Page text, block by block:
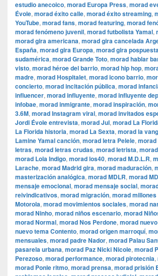
estudio anecoico, morad Europa Press, morad
Évole, morad éxito calle, morad éxito streaming,
YouTube, morad fans, morad featuring, morad
morad fenómeno juvenil, morad futbolista Yamal,
morad gira americana, morad gira cancelada
España, morad gira Europa, morad gira
sudamérica, morad Grande Toto, morad hablar
visto, morad héroe del barrio, morad hip hop,
madre, morad Hospitalet, morad icono barrio,
concierto, morad incitación pública, morad
influencer, morad influyente, morad influyente
infobae, morad inmigrante, morad inspiración,
3.6M, morad Instagram viral, morad invitados
Jordi Évole entrevista, morad Jul, morad La
La Florida historia, morad La Sexta, morad la
Lamine Yamal canción, morad letra Pelele, morad
letras, morad letras crudas, morad letrista,
morad Lola Indigo, morad los40, morad M.D.L.R,
Larache, morad Madrid gira, morad maduración,
masterización analógica, morad MDLR, morad
mensaje emocional, morad mensaje social,
reivindicativos, morad migración, morad
Motorola, morad movimientos sociales, morad
morad Ninho, morad niños escenario, morad
morad Normal, morad Nos Perdone, morad
nuevo tema Contento, morad origen marroquí,
mensuales, morad padre Nador, morad Palau
pasarela urbana, morad Paz Nicki Nicole, morad
Perezoso, morad performance, morad pirotecnia,
morad Ponle ritmo, morad prensa, morad prisión